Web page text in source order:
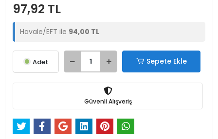
97,92 TL
Havale/EFT ile 94,00 TL
Adet Sepete Ekle
Güvenli Alışveriş